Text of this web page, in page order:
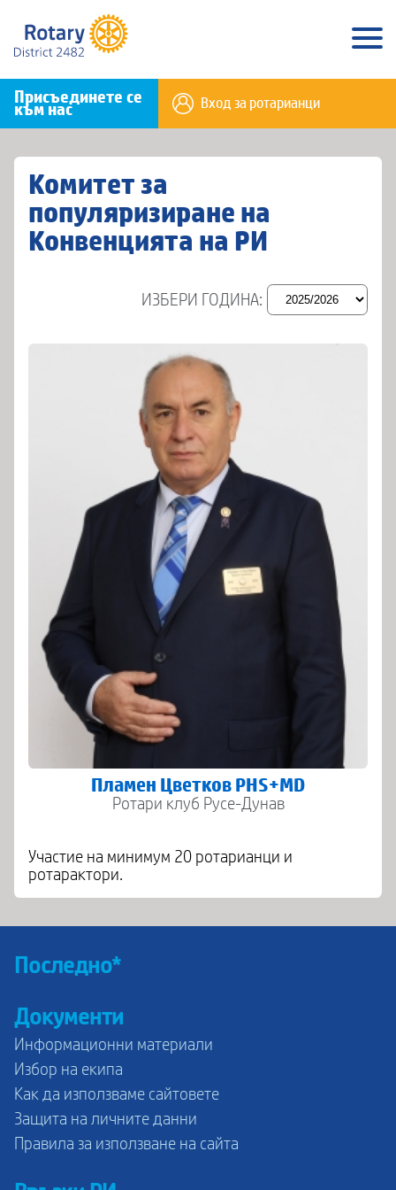
Присъединете се
към нас Вход за ротарианци
Комитет за
популяризиране на
Конвенцията на РИ
ИЗБЕРИ ГОДИНА:
Пламен Цветков PHS+MD
Ротари клуб Русе-Дунав
Участие на минимум 20 ротарианци и
ротарактори.
Последно*
Документи
Информационни материали
Избор на екипа
Как да използваме сайтовете
Защита на личните данни
Правила за използване на сайта